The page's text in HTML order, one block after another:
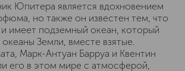
Юпитера является вдохновением
но также он известен тем, что
имеет подземный океан, который
Земли, вместе взятые.
Марк-Антуан Барруа и Квентин
его в этом мире с атмосферой,